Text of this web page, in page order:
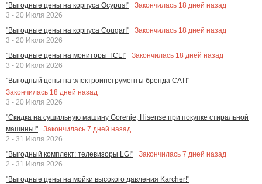
"Выгодные цены на корпуса Ocypus!"
Закончилась 18 дней назад
3 - 20 Июля 2026
"Выгодные цены на корпуса Cougar!"
Закончилась 18 дней назад
3 - 20 Июля 2026
"Выгодные цены на мониторы TCL!"
Закончилась 18 дней назад
3 - 20 Июля 2026
"Выгодный цены на электроинструменты бренда CAT!"
Закончилась 18 дней назад
3 - 20 Июля 2026
"Скидка на сушильную машину Gorenje, Hisense при покупке стиральной
машины!"
Закончилась 7 дней назад
2 - 31 Июля 2026
"Выгодный комплект: телевизоры LG!"
Закончилась 7 дней назад
2 - 31 Июля 2026
"Выгодные цены на мойки высокого давления Karcher!"